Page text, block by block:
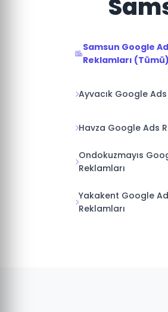
Samsun Google
Reklamları (Tümü)
Ayvacık Google
Havza Google Ads
Ondokuzmayıs
Reklamları
Yakakent Google
Reklamları